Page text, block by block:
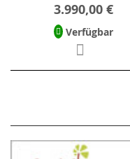
3.990,00 €
Verfügbar